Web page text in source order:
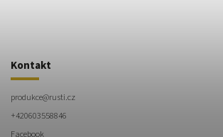
Kontakt
produkce@rusti.cz
+420603558846
Facebook